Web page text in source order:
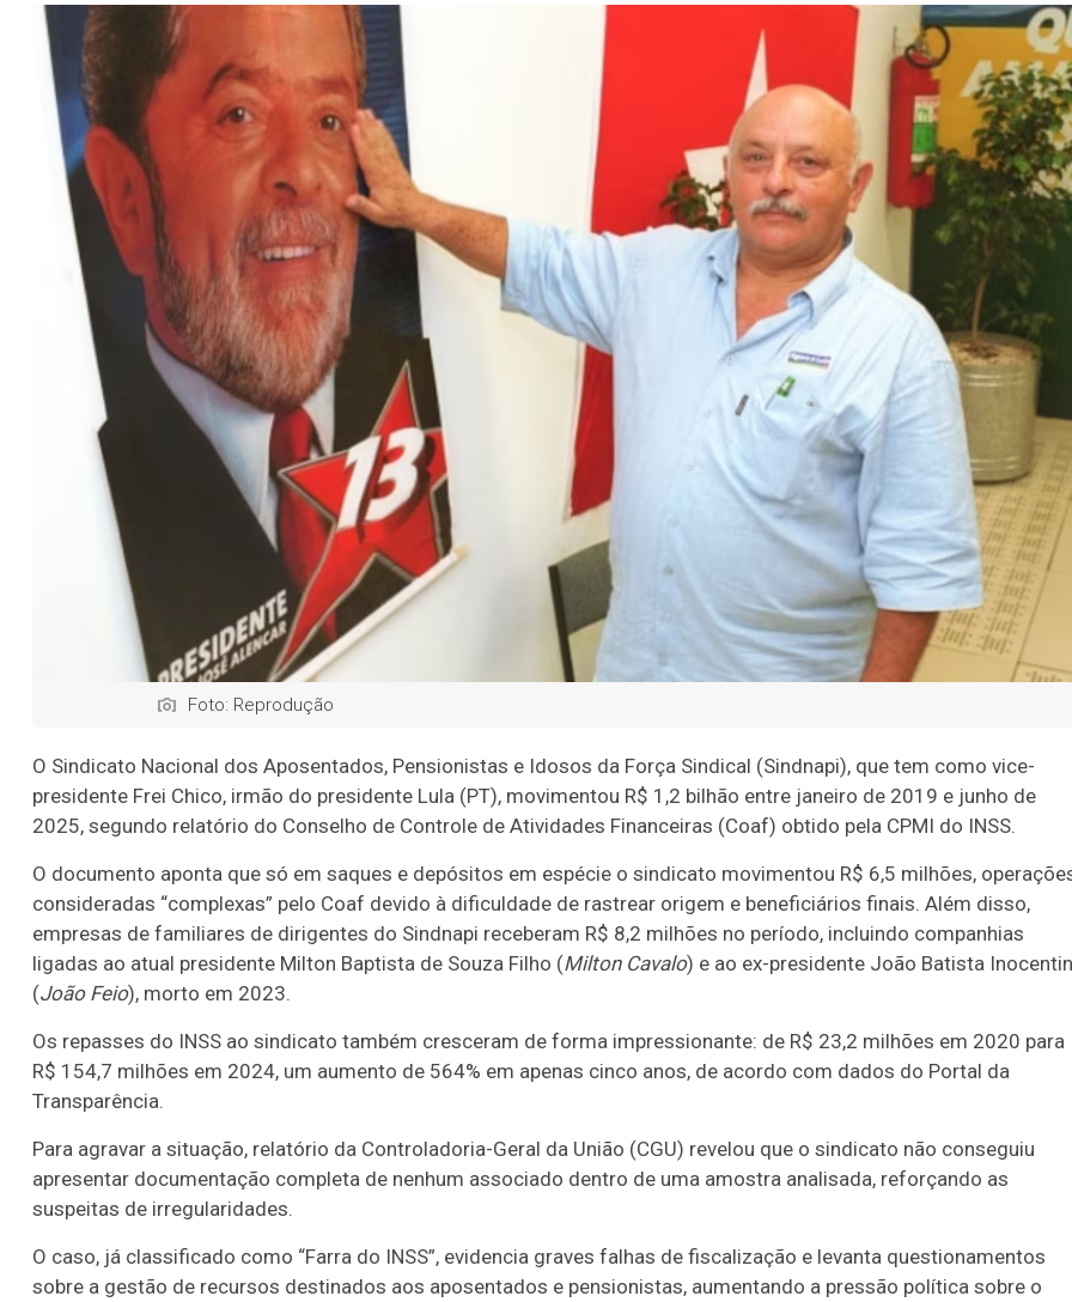
Foto: Reprodução
O Sindicato Nacional dos Aposentados, Pensionistas e Idosos da Força Sindical (Sindnapi), que tem como vice-
presidente Frei Chico, irmão do presidente Lula (PT), movimentou R$ 1,2 bilhão entre janeiro de 2019 e junho de
2025, segundo relatório do Conselho de Controle de Atividades Financeiras (Coaf) obtido pela CPMI do INSS.
O documento aponta que só em saques e depósitos em espécie o sindicato movimentou R$ 6,5 milhões,
consideradas “complexas” pelo Coaf devido à dificuldade de rastrear origem e beneficiários finais. Além disso,
empresas de familiares de dirigentes do Sindnapi receberam R$ 8,2 milhões no período, incluindo companhias
ligadas ao atual presidente Milton Baptista de Souza Filho (Milton Cavalo) e ao ex-presidente João Batista
(João Feio), morto em 2023.
Os repasses do INSS ao sindicato também cresceram de forma impressionante: de R$ 23,2 milhões em 2020 para
R$ 154,7 milhões em 2024, um aumento de 564% em apenas cinco anos, de acordo com dados do Portal da
Transparência.
Para agravar a situação, relatório da Controladoria-Geral da União (CGU) revelou que o sindicato não conseguiu
apresentar documentação completa de nenhum associado dentro de uma amostra analisada, reforçando as
suspeitas de irregularidades.
O caso, já classificado como “Farra do INSS”, evidencia graves falhas de fiscalização e levanta questionamentos
sobre a gestão de recursos destinados aos aposentados e pensionistas, aumentando a pressão política sobre o